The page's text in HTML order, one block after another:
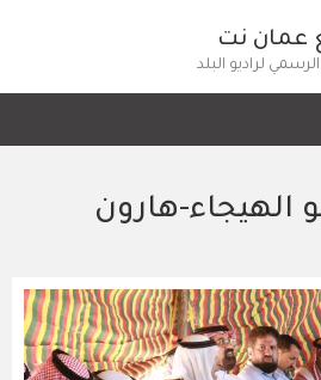
عمان نت
لراديو البلد
الهيجاء-هارون